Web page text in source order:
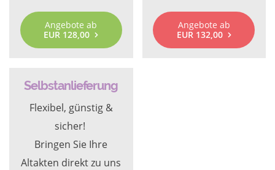
Angebote ab
EUR 128,00
Angebote ab
EUR 132,00
Selbstanlieferung
Flexibel, günstig &
sicher!
Bringen Sie Ihre
Altakten direkt zu uns